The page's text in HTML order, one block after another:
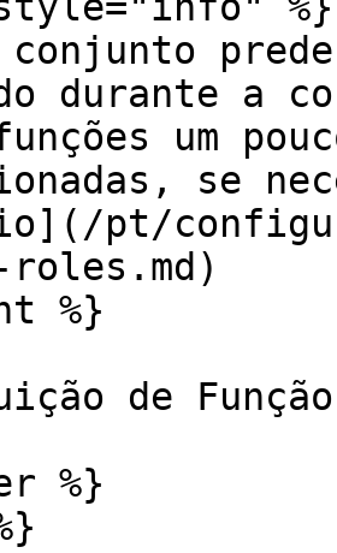
durante a
um
se
pt/
roles.md)
%}
de Função
%}